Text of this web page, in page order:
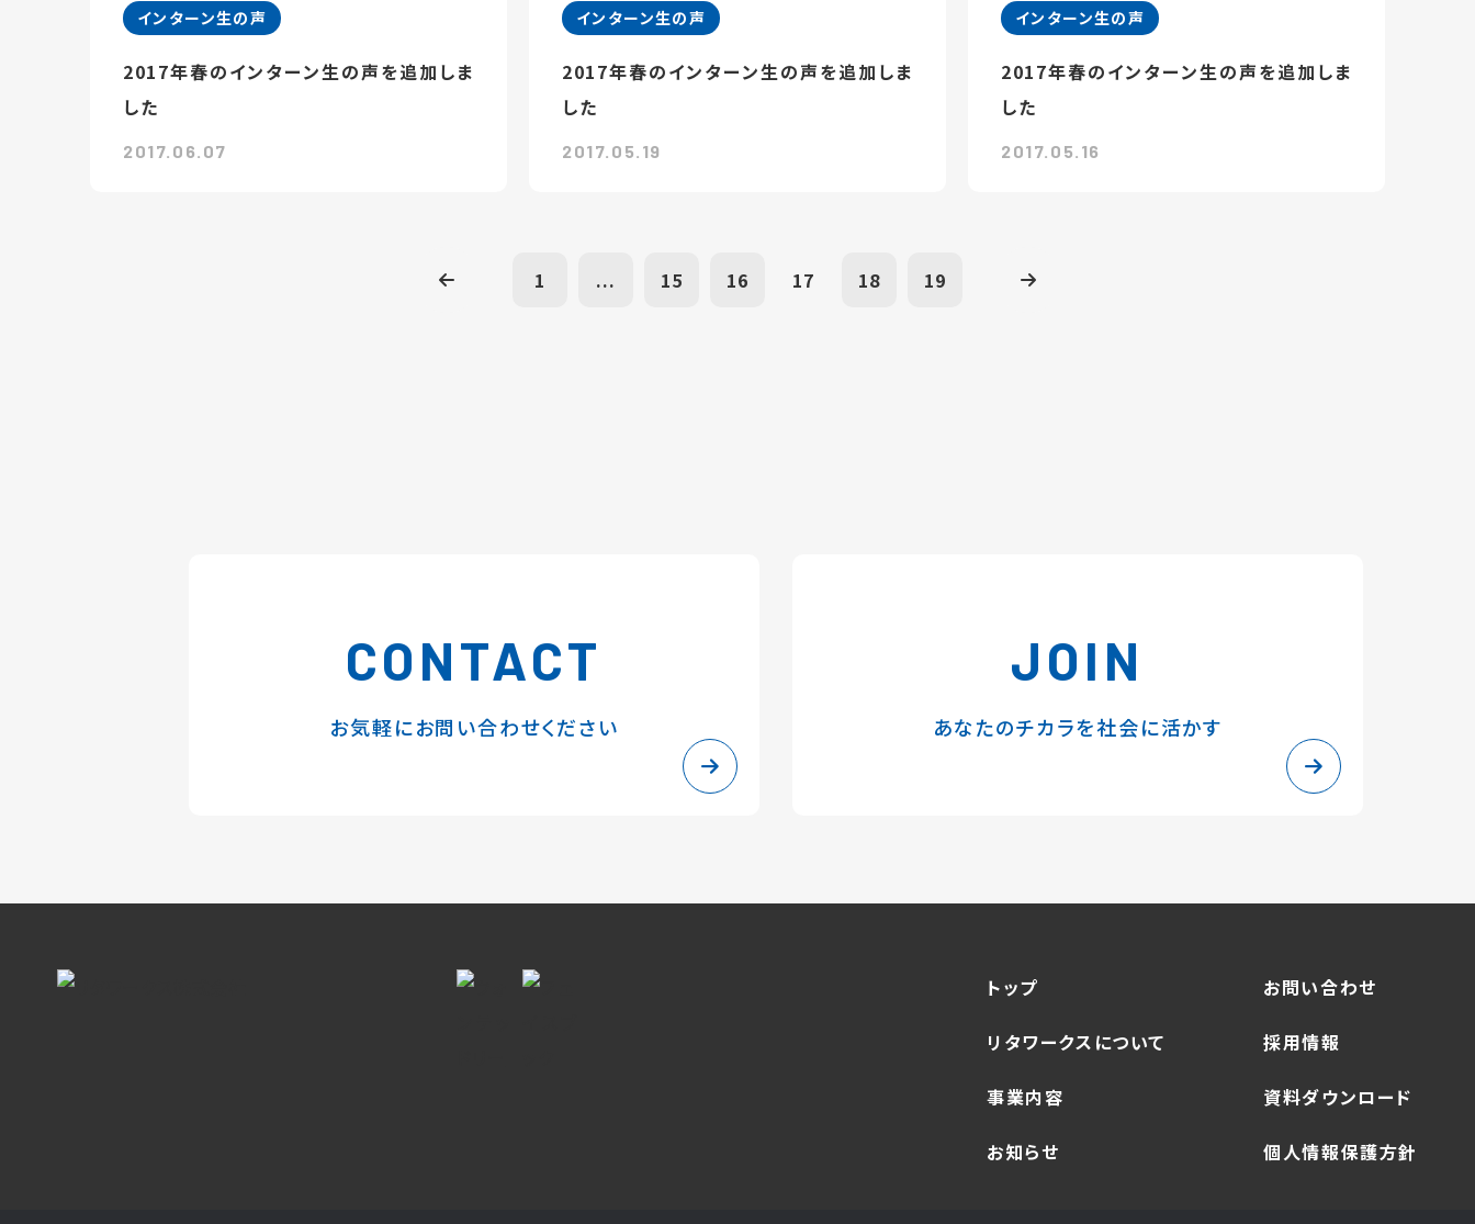
インターン生の声
2017年春のインターン生の声を追加しま
した
2017.06.07
インターン生の声
2017年春のインターン生の声を追加しま
した
2017.05.19
インターン生の声
2017年春のインターン生の声を追加しま
した
2017.05.16
1 ... 15 16 17 18 19
CONTACT
お気軽にお問い合わせください
JOIN
あなたのチカラを社会に活かす
トップ
リタワークスについて
事業内容
お知らせ
お問い合わせ
採用情報
資料ダウンロード
個人情報保護方針